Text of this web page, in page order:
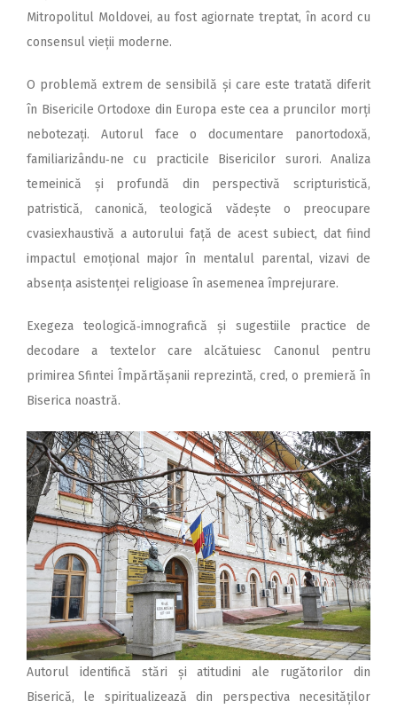
Mitropolitul Moldovei, au fost agiornate treptat, în acord cu
consensul vieții moderne.
O problemă extrem de sensibilă și care este tratată diferit
în Bisericile Ortodoxe din Europa este cea a pruncilor morți
nebotezați. Autorul face o documentare panortodoxă,
familiarizându‑ne cu practicile Bisericilor surori. Analiza
temeinică și profundă din perspectivă scripturistică,
patristică, canonică, teologică vădește o preocupare
cvasiexhaustivă a autorului față de acest subiect, dat fiind
impactul emoțional major în mentalul parental, vizavi de
absența asistenței religioase în asemenea împrejurare.
Exegeza teologică‑imnogra­fică și sugestiile practice de
decodare a textelor care alcătuiesc Canonul pentru
primirea Sfintei Împărtășanii reprezintă, cred, o premieră în
Biserica noastră.
Autorul identifică stări și atitudini ale rugătorilor din
Biserică, le spiritualizează din perspectiva necesităților